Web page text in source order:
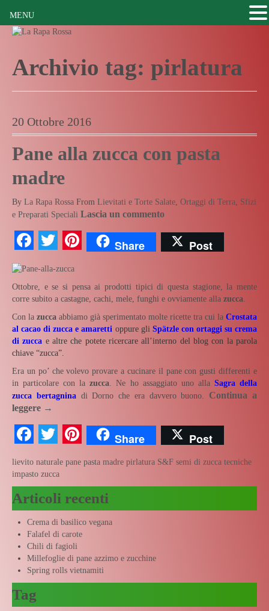
Archivio tag: pirlatura
20 Ottobre 2016
Pane alla zucca con pasta
madre
By La Rapa Rossa From Lievitati e Torte Salate, Ortaggi di Terra, Sfizi
e Preparati Speciali Lascia un commento
Facebook
TwitterPinterest
Share Post
Ottobre, e se si pensa ai prodotti tipici di questa stagione, la mente
corre subito a castagne, cachi, mele, funghi e ovviamente alla zucca
Con la zucca abbiamo già sperimentato molte ricette tra cui la Crostata
al cacao di zucca e amaretti oppure gli Spätzle con ortaggi su crema
di zucca e altre che potete ricercare all’interno del blog con la parola
chiave “zucca”.
Era un po’ che volevo provare a cucinare il pane con gusti differenti e
in particolare con lazucca . Ne ho assaggiato uno alla Sagra della
zucca bertagninadi Dorno che era davvero buono.Continua a
leggere →
Facebook
TwitterPinterest
Share Post
lievito naturale pane pasta madre pirlatura S&F semi di zucca tecniche
impasto zucca
Articoli recenti
Crema di basilico vegana
Falafel di carote
Chili di fagioli
Millefoglie di pane azzimo e zucchine
Spring rolls vietnamiti
Tag
MENU